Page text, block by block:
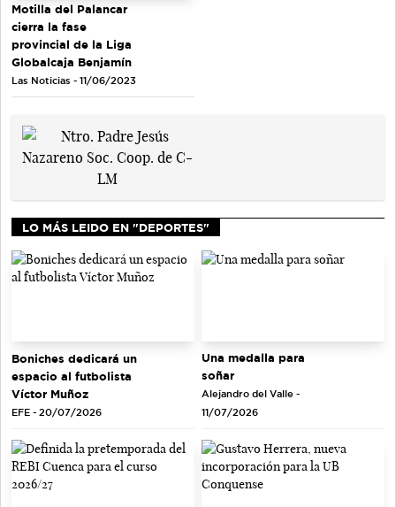
Motilla del Palancar
cierra la fase
provincial de la Liga
Globalcaja Benjamín
Las Noticias - 11/06/2023
LO MÁS LEIDO EN "DEPORTES"
Boniches dedicará un
espacio al futbolista
Víctor Muñoz
EFE - 20/07/2026
Una medalla para
soñar
Alejandro del Valle -
11/07/2026